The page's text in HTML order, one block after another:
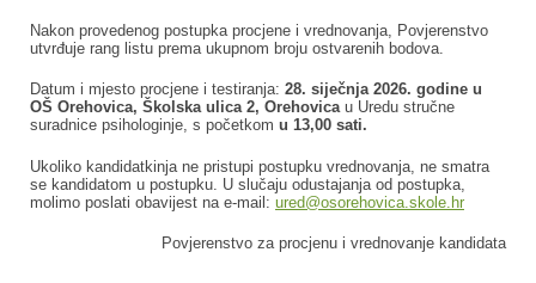
Nakon provedenog postupka procjene i vrednovanja, Povjerenstvo
utvrđuje rang listu prema ukupnom broju ostvarenih bodova.
Datum i mjesto procjene i testiranja: 28. siječnja 2026. godine u
OŠ Orehovica, Školska ulica 2, Orehovicau Uredu stručne
suradnice psihologinje, s početkom u 13,00 sati.
Ukoliko kandidatkinja ne pristupi postupku vrednovanja, ne smatra
se kandidatom u postupku. U slučaju odustajanja od postupka,
molimo poslati obavijest na e-mail: ured@osorehovica.skole.hr
Povjerenstvo za procjenu i vrednovanje kandidata